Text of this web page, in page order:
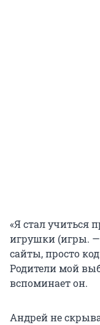
«Я стал учиться
игрушки (игры. —
сайты, просто
Родители мой
вспоминает он.
Андрей не